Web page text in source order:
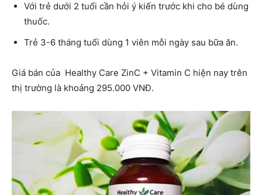
Với trẻ dưới 2 tuổi cần hỏi ý kiến trước khi cho bé dùng
thuốc.
Trẻ 3-6 tháng tuổi dùng 1 viên mỗi ngày sau bữa ăn.
Giá bán của Healthy Care ZinC + Vitamin C hiện nay trên
thị trường là khoảng 295.000 VNĐ.